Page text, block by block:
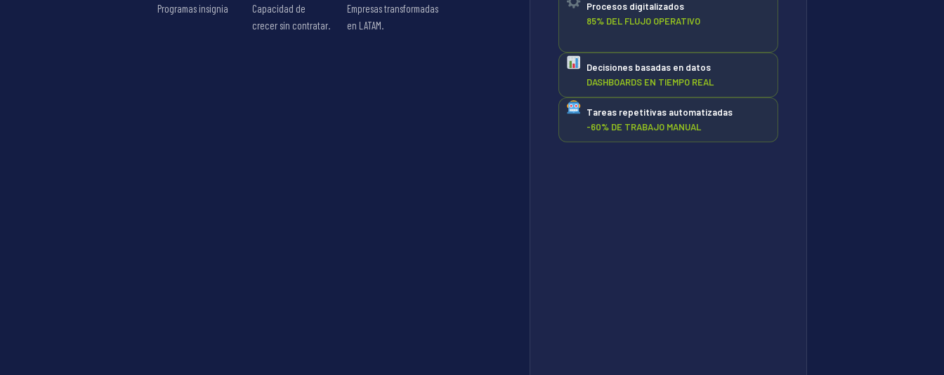
Programas insignia
Capacidad de
crecer sin contratar.
Empresas transformadas
en LATAM.
Procesos digitalizados
85% DEL FLUJO OPERATIVO
Decisiones basadas en datos
DASHBOARDS EN TIEMPO REAL
Tareas repetitivas automatizadas
-60% DE TRABAJO MANUAL